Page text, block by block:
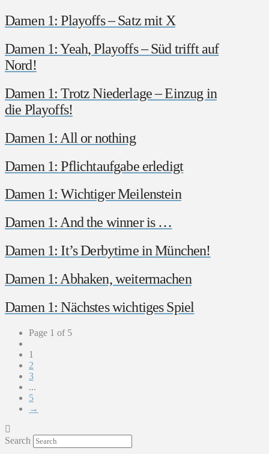
Damen 1: Playoffs – Satz mit X
Damen 1: Yeah, Playoffs – Süd trifft auf
Nord!
Damen 1: Trotz Niederlage – Einzug in
die Playoffs!
Damen 1: All or nothing
Damen 1: Pflichtaufgabe erledigt
Damen 1: Wichtiger Meilenstein
Damen 1: And the winner is …
Damen 1: It’s Derbytime in München!
Damen 1: Abhaken, weitermachen
Damen 1: Nächstes wichtiges Spiel
Page 1 of 5
1
2
3
...
5
→
Search